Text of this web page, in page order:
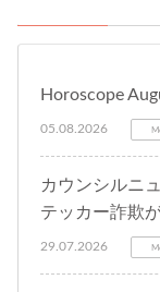
Horoscope
05.08.2026
カウンシルニ
テッカー詐欺
29.07.2026